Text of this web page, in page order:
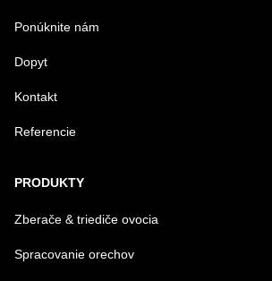
Odoslať
Ponúknite nám
Dopyt
Kontakt
Referencie
PRODUKTY
Zberače & triediče ovocia
Spracovanie orechov